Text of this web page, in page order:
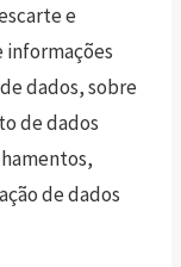
e
informações
dados, sobre
de dados
de dados